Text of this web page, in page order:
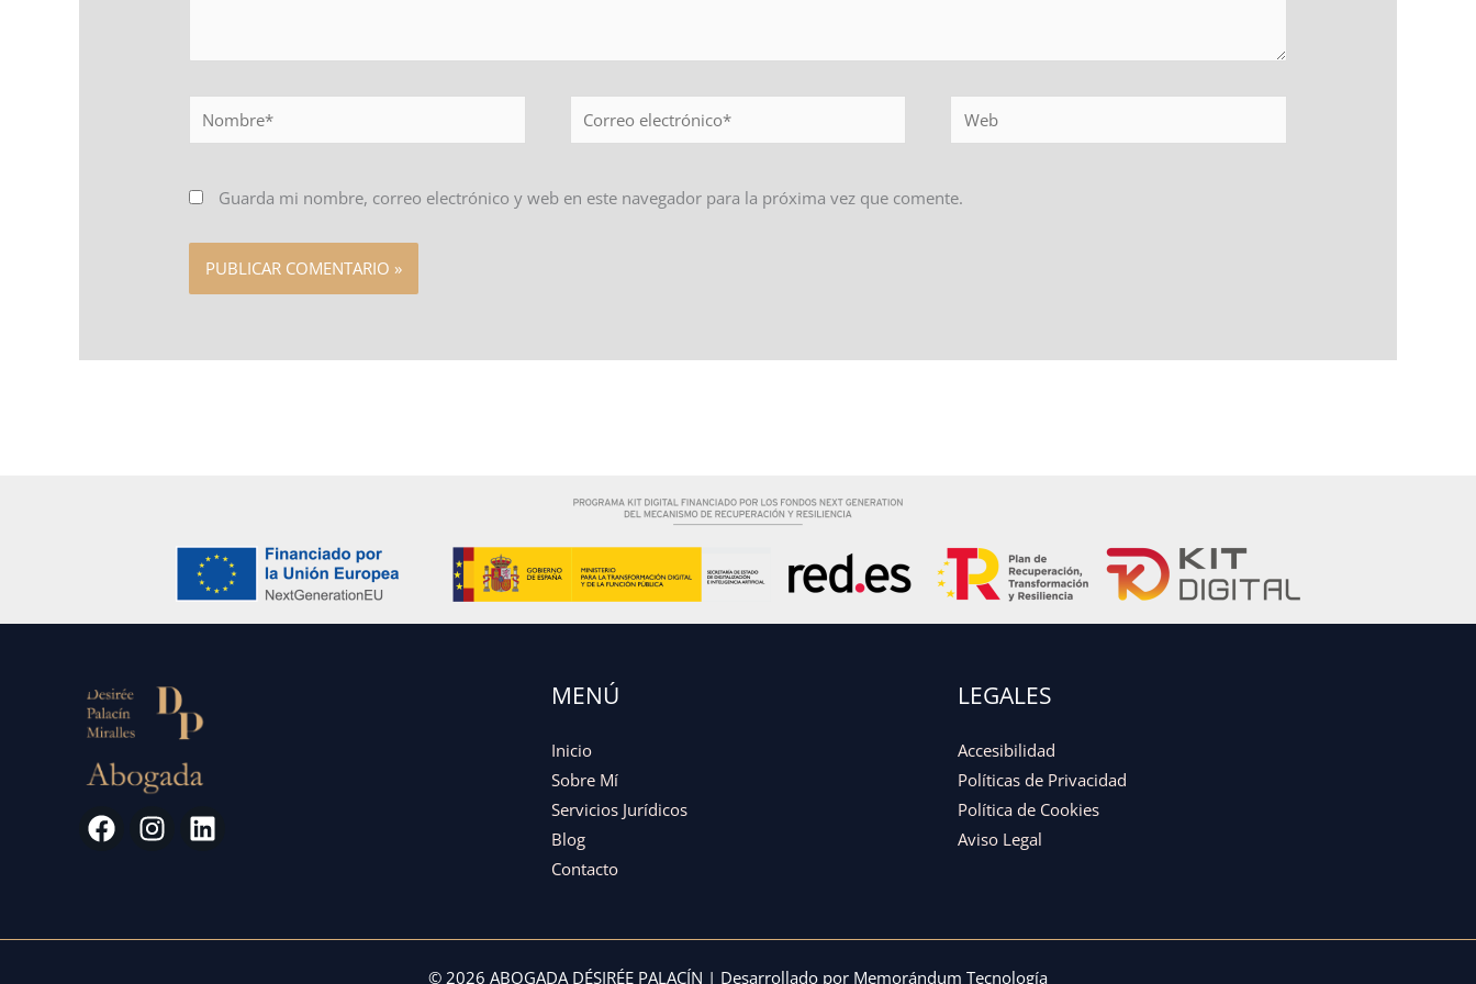
Nombre*
electrónico*
Guarda mi nombre, correo electrónico y web en este navegador para la próxima vez que comente.
MENÚ
Inicio
Sobre Mí
Servicios Jurídicos
Blog
Contacto
LEGALES
Accesibilidad
Políticas de Privacidad
Política de Cookies
Aviso Legal
© 2026 ABOGADA DÉSIRÉE PALACÍN | Desarrollado por Memorándum Tecnología